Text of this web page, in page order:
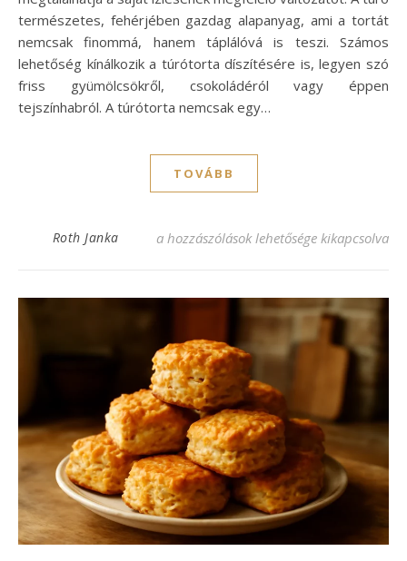
természetes, fehérjében gazdag alapanyag, ami a tortát
nemcsak finommá, hanem táplálóvá is teszi. Számos
lehetőség kínálkozik a túrótorta díszítésére is, legyen szó
friss gyümölcsökről, csokoládéról vagy éppen
tejszínhabról. A túrótorta nemcsak egy…
TOVÁBB
Roth Janka Könnyű túrótorta receptek – egyszerű és
a hozzászólások lehetősége kikapcsolva